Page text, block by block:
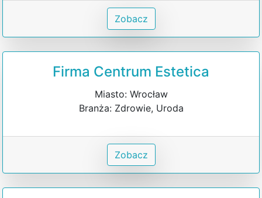
Zobacz
Firma Centrum Estetica
Miasto: Wrocław
Branża: Zdrowie, Uroda
Zobacz